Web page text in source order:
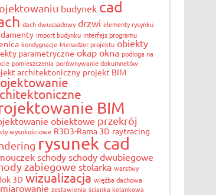
budynek cad
dach dwuspadowy drzwi elementy rysynku
import budynku interfejs programu
kondygnacje Menadżer projektu obiekty
parametryczne okap okna podłoga na
pomieszczenia porównywanie dokumnetów
architektoniczny projekt BIM
BIM
obiektowe przekrój
wysokościowe R3D3-Rama 3D raytracing
rysunek cad
schody schody dwubiegowe
zabiegowe stolarka warstwy
3D wizualizacja więźba dachowa
zestawienia ścianka kolankowa